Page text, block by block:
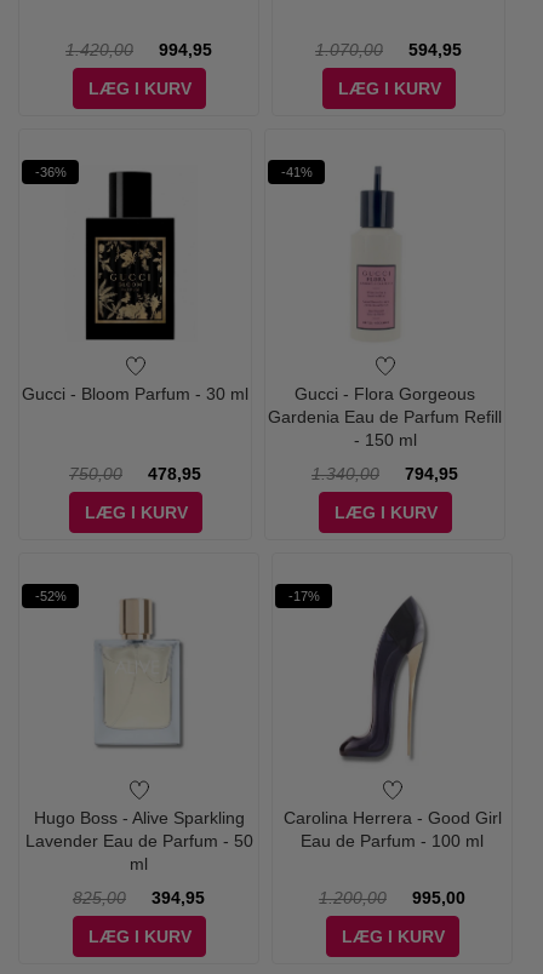
1.420,00
994,95
LÆG I KURV
1.070,00
594,95
LÆG I KURV
-36%
Gucci - Bloom Parfum - 30 ml
750,00
478,95
LÆG I KURV
-41%
Gucci - Flora Gorgeous
Gardenia Eau de Parfum Refill
- 150 ml
1.340,00
794,95
LÆG I KURV
-52%
Hugo Boss - Alive Sparkling
Lavender Eau de Parfum - 50
ml
825,00
394,95
LÆG I KURV
-17%
Carolina Herrera - Good Girl
Eau de Parfum - 100 ml
1.200,00
995,00
LÆG I KURV